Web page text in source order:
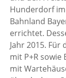
Hunderdorf
Bahnland
errichtet.
Jahr 2015.
mit P+R sowie
mit